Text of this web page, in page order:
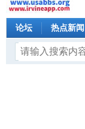
论坛 热点新闻